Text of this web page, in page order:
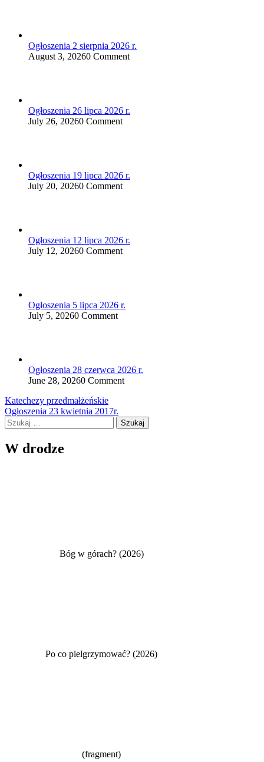
Ogłoszenia 2 sierpnia 2026 r.
August 3, 20260 Comment
Ogłoszenia 26 lipca 2026 r.
July 26, 20260 Comment
Ogłoszenia 19 lipca 2026 r.
July 20, 20260 Comment
Ogłoszenia 12 lipca 2026 r.
July 12, 20260 Comment
Ogłoszenia 5 lipca 2026 r.
July 5, 20260 Comment
Ogłoszenia 28 czerwca 2026 r.
June 28, 20260 Comment
Nawigacja
wpisu
Katechezy przedmałżeńskie
Ogłoszenia 23 kwietnia 2017r.
Szukaj:
W drodze
Bóg w górach? (2026)
Po co pielgrzymować? (2026)
(fragment)